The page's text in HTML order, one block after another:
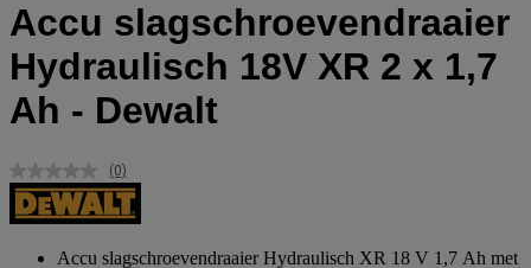
Accu slagschroevendraaier
Hydraulisch 18V XR 2 x 1,7
Ah - Dewalt
Geen
scorewaarde.
Dezelfde
(0)
Accu slagschroevendraaier Hydraulisch XR 18 V 1,7 Ah met